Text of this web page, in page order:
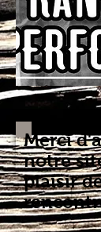
Merci
notre
plaisir